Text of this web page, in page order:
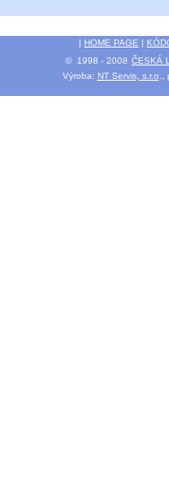
| HOME PAGE |
© 1998 - 2008 ČESKÁ
Výroba: NT Servis, s.r.o